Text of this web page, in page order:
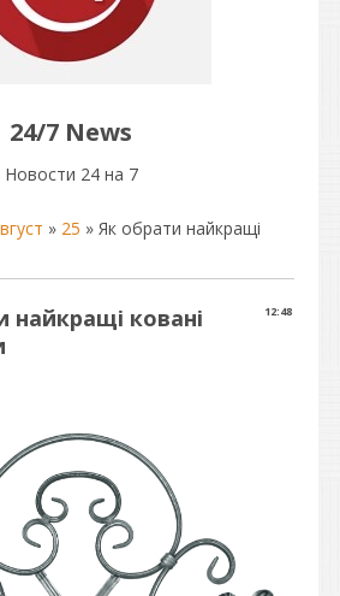
24/7 News
Новости 24 на 7
» 25 » Як обрати найкращі
12:48
найкращі ковані